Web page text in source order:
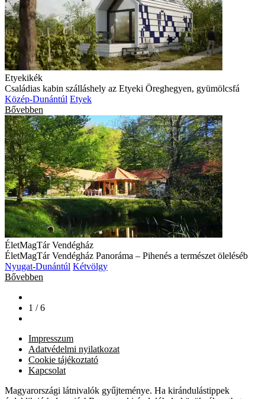
Etyekikék
Családias kabin szálláshely az Etyeki Öreghegyen, gyümölcsfá
Közép-Dunántúl Etyek
Bővebben
ÉletMagTár Vendégház
ÉletMagTár Vendégház Panoráma – Pihenés a természet öleléséb
Nyugat-Dunántúl Kétvölgy
Bővebben
1 / 6
Impresszum
Adatvédelmi nyilatkozat
Cookie tájékoztató
Kapcsolat
Magyarországi látnivalók gyűjteménye. Ha kirándulástippek